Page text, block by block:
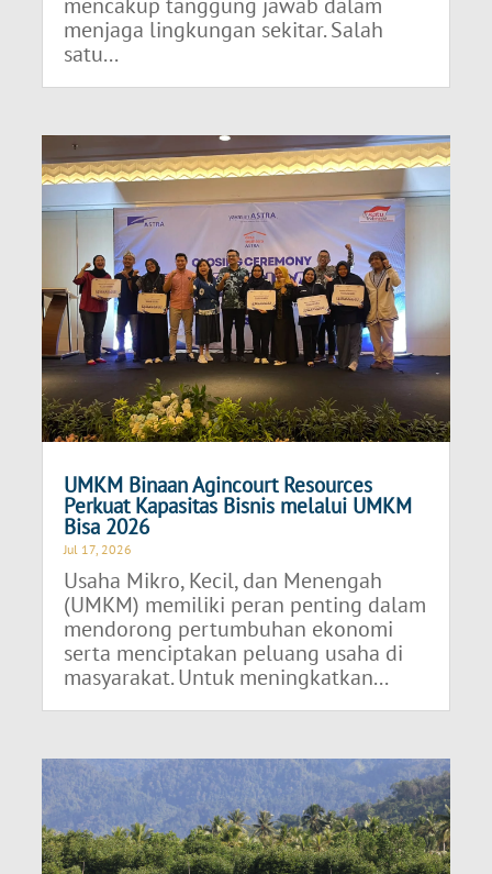
mencakup tanggung jawab dalam
menjaga lingkungan sekitar. Salah
satu...
UMKM Binaan Agincourt Resources
Perkuat Kapasitas Bisnis melalui UMKM
Bisa 2026
Jul 17, 2026
Usaha Mikro, Kecil, dan Menengah
(UMKM) memiliki peran penting dalam
mendorong pertumbuhan ekonomi
serta menciptakan peluang usaha di
masyarakat. Untuk meningkatkan...